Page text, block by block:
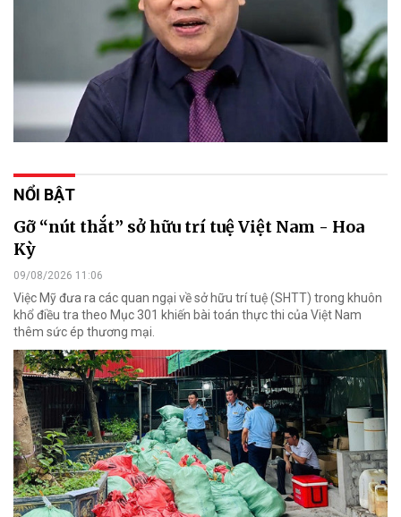
NỔI BẬT
Gỡ “nút thắt” sở hữu trí tuệ Việt Nam - Hoa
Kỳ
09/08/2026 11:06
Việc Mỹ đưa ra các quan ngại về sở hữu trí tuệ (SHTT) trong khuôn
khổ điều tra theo Mục 301 khiến bài toán thực thi của Việt Nam
thêm sức ép thương mại.